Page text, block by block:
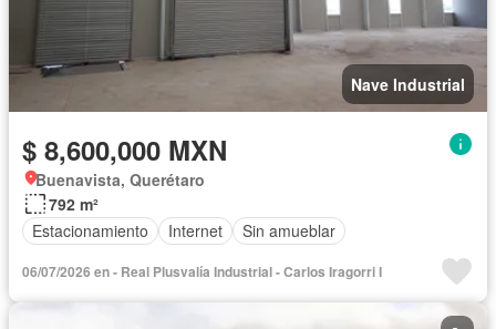
Nave Industrial
$ 8,600,000 MXN
Buenavista, Querétaro
792 m²
Estacionamiento
Internet Sin amueblar
06/07/2026 en - Real Plusvalía Industrial - Carlos Iragorri I